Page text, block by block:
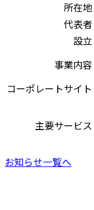
所在地
代表者
設立
事業内容
コーポレートサイト
主要サービス
お知らせ一覧へ